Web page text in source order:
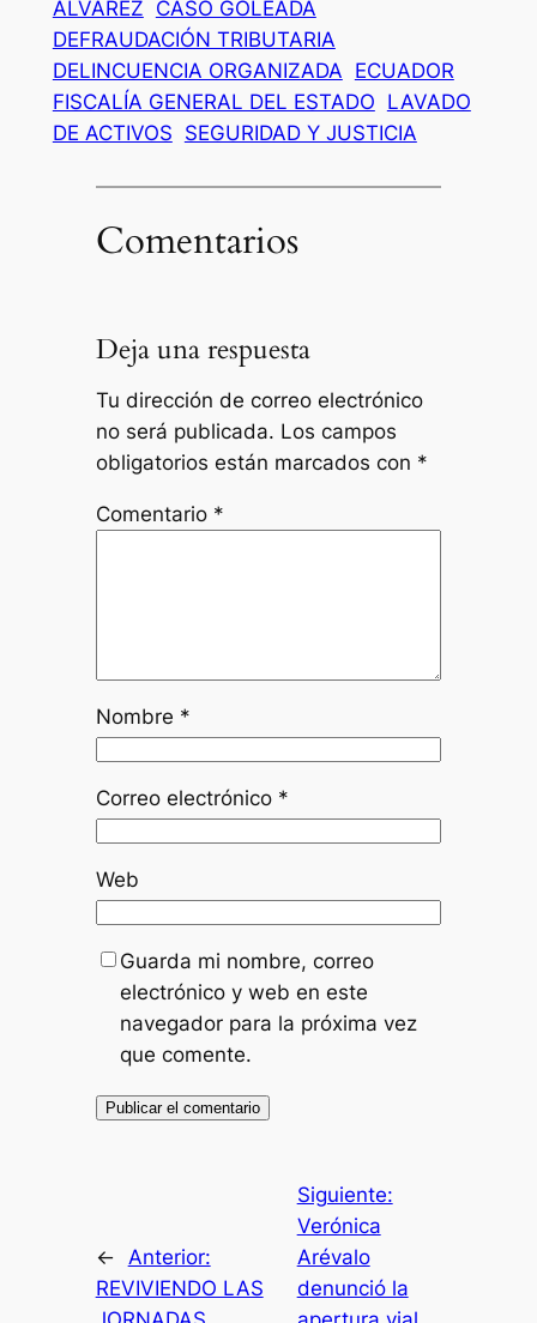
ÁLVAREZ CASO GOLEADA
DEFRAUDACIÓN TRIBUTARIA
DELINCUENCIA ORGANIZADA ECUADOR
FISCALÍA GENERAL DEL ESTADO LAVADO
DE ACTIVOS SEGURIDAD Y JUSTICIA
Comentarios
Deja una respuesta
Tu dirección de correo electrónico
no será publicada. Los campos
obligatorios están marcados con *
Comentario *
Nombre *
Correo electrónico *
Web
Guarda mi nombre, correo
electrónico y web en este
navegador para la próxima vez
que comente.
←
Anterior:
REVIVIENDO LAS
Siguiente:
Verónica
Arévalo
denunció la